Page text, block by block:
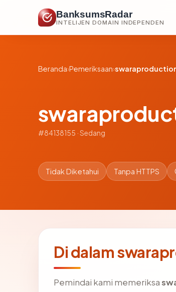
BanksumsRadar
INTELIJEN DOMAIN INDEPENDEN
Beranda›Pemeriksaan›
#84138155 · Sedang
Tidak Diketahui Tanpa HTTPS
Di dalam
Pemindai kami memeriksa